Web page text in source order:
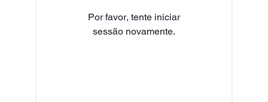
Por favor, tente iniciar
sessão novamente.